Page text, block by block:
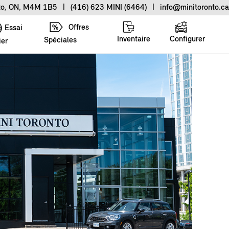
ON, M4M 1B5 (416) 623 MINI (6464) info@minitoronto.ca
Essai
Offres
Spéciales
Inventaire Configurer